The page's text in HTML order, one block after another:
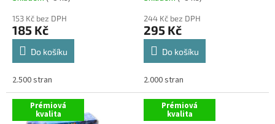
153 Kč bez DPH
185 Kč
Do košíku
2.500 stran
244 Kč bez DPH
295 Kč
Do košíku
2.000 stran
Prémiová
kvalita
Prémiová
kvalita